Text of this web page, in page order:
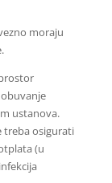
moraju
ustanova.
treba osigurati
(u